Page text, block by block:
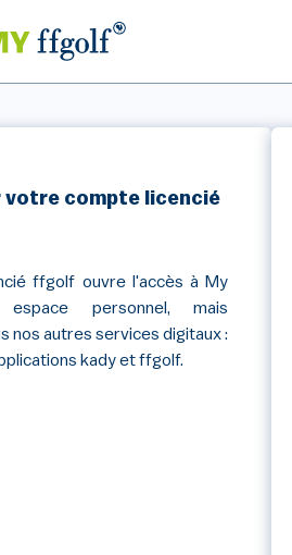
votre compte licencié
ffgolf ouvre l'accès à My
personnel, mais
nos autres services digitaux :
kady et ffgolf.